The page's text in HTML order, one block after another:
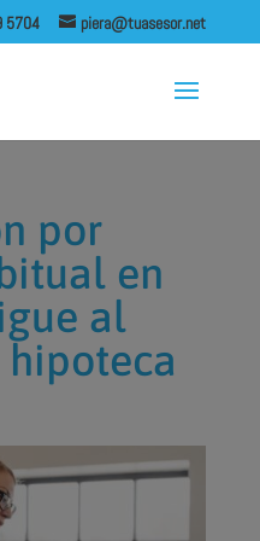
5704 piera@tuasesor.net
por
en
al